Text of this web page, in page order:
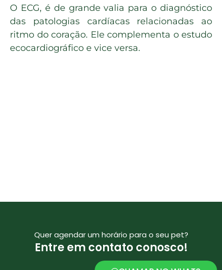
O ECG, é de grande valia para o diagnóstico
das patologias cardíacas relacionadas ao
ritmo do coração. Ele complementa o estudo
ecocardiográfico e vice versa.
Quer agendar um horário para o seu pet?
Entre em contato conosco!